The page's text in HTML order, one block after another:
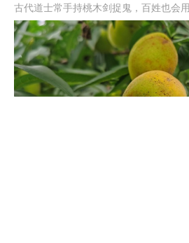
古代道士常手持桃木剑捉鬼，百姓也会
邪。蟠桃在古代传说中也是健康长寿的
己的祝福。在院里种桃树一般选择春季
桃树种在南边向阳的位置即可。